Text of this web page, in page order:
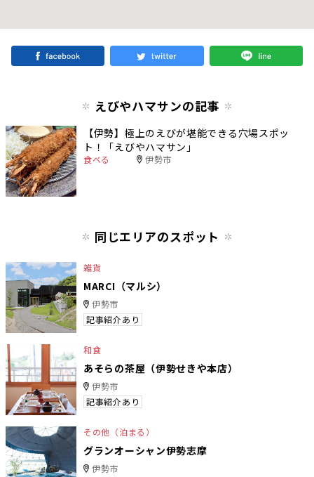
えびやハマサンの記事
【伊勢】極上のえびが堪能できる穴場スポッ
ト！「えびやハマサン」
食べる 伊勢市
同じエリアのスポット
雑貨
MARCI（マルシ）
伊勢市
記事紹介あり
和食
あそらの茶屋（伊勢せきや本店）
伊勢市
記事紹介あり
その他（泊まる）
グランオーシャン伊勢志摩
伊勢市